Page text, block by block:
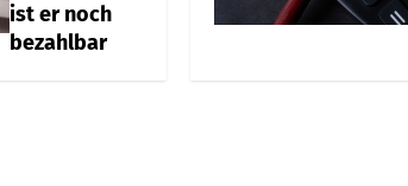
ist er noch
bezahlbar